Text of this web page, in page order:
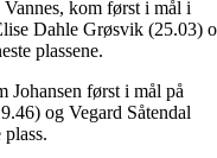
kom først i mål i
Dahle Grøsvik (25.03)
plassene.
først i mål på
og Vegard Såtendal